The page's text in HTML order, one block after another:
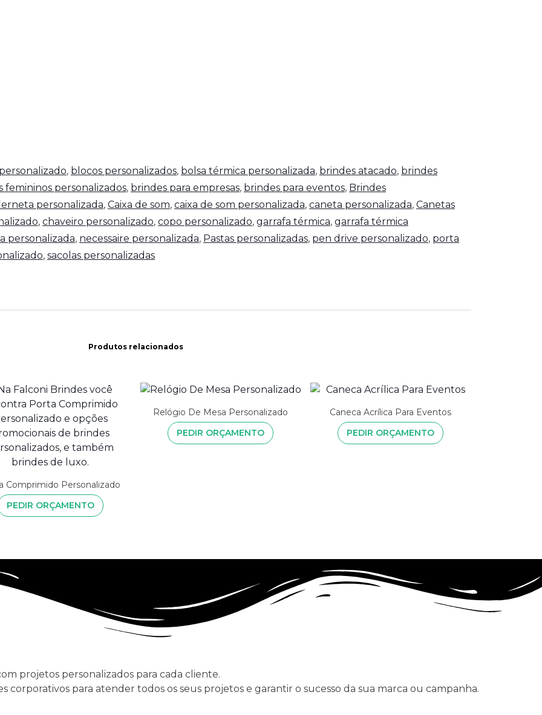
, blocos personalizados, bolsa térmica personalizada, brindes atacado, brindes
femininos personalizados, brindes para empresas, brindes para eventos, Brindes
personalizada, Caixa de som, caixa de som personalizada, caneta personalizada, Canetas
, chaveiro personalizado, copo personalizado, garrafa térmica, garrafa térmica
personalizada, necessaire personalizada, Pastas personalizadas, pen drive personalizado, porta
, sacolas personalizadas
Produtos relacionados
Comprimido Personalizado
PEDIR ORÇAMENTO
Relógio De Mesa Personalizado
PEDIR ORÇAMENTO
Caneca Acrílica Para Eventos
PEDIR ORÇAMENTO
projetos personalizados para cada cliente.
corporativos para atender todos os seus projetos e garantir o sucesso da sua marca ou campanha.